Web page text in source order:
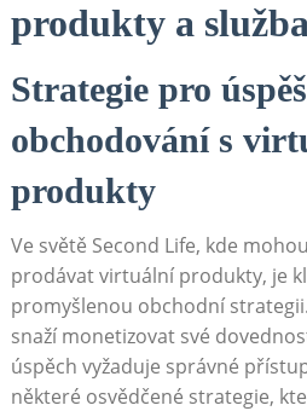
produkty a
Strategie pro
obchodování s
produkty
Ve světě Second Life, kde
prodávat virtuální produkty, je
promyšlenou obchodní
snaží monetizovat své
úspěch vyžaduje správné
některé osvědčené strategie,